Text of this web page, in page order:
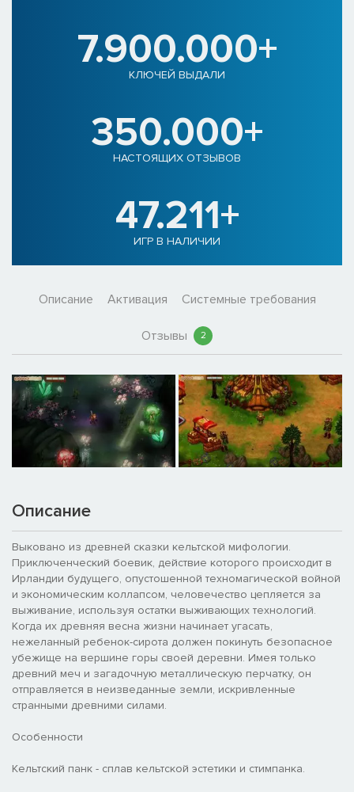
7.900.000+
КЛЮЧЕЙ ВЫДАЛИ
350.000+
НАСТОЯЩИХ ОТЗЫВОВ
47.211+
ИГР В НАЛИЧИИ
Описание Активация Системные требования
Отзывы 2
Описание
Выковано из древней сказки кельтской мифологии.
Приключенческий боевик, действие которого происходит в
Ирландии будущего, опустошенной техномагической войной
и экономическим коллапсом, человечество цепляется за
выживание, используя остатки выживающих технологий.
Когда их древняя весна жизни начинает угасать,
нежеланный ребенок-сирота должен покинуть безопасное
убежище на вершине горы своей деревни. Имея только
древний меч и загадочную металлическую перчатку, он
отправляется в неизведанные земли, искривленные
странными древними силами.
Особенности
Кельтский панк - сплав кельтской эстетики и стимпанка.